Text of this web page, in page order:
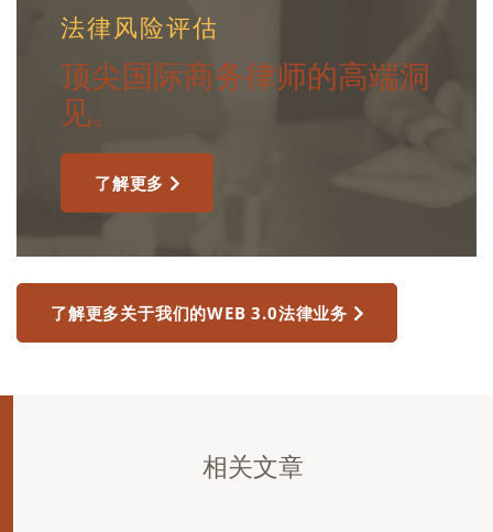
法律风险评估
顶尖国际商务律师的高端洞
见。
了解更多
了解更多关于我们的WEB 3.0法律业务
相关文章